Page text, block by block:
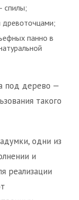
спилы;
древоточцами;
панно в
под дерево —
такого
одни из
и
реализации